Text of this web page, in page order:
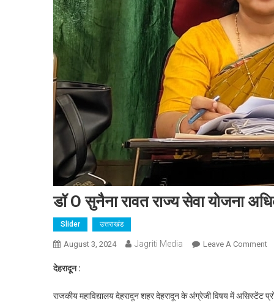
डॉ O सुनैना रावत राज्य सेवा योजना
Slider उत्तराखंड
August 3, 2024 Jagriti Media Leave A CommentOn
देहरादून :
राजकीय महाविद्यालय देहरादून शहर देहरादून के अंग्रेजी विषय में असिस्टेंट